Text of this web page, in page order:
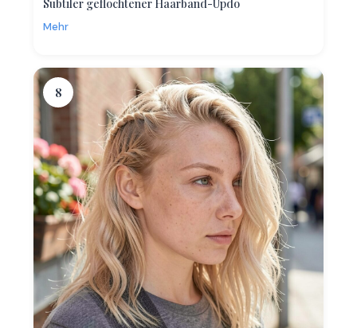
Subtiler geflochtener Haarband-Updo
Mehr
8